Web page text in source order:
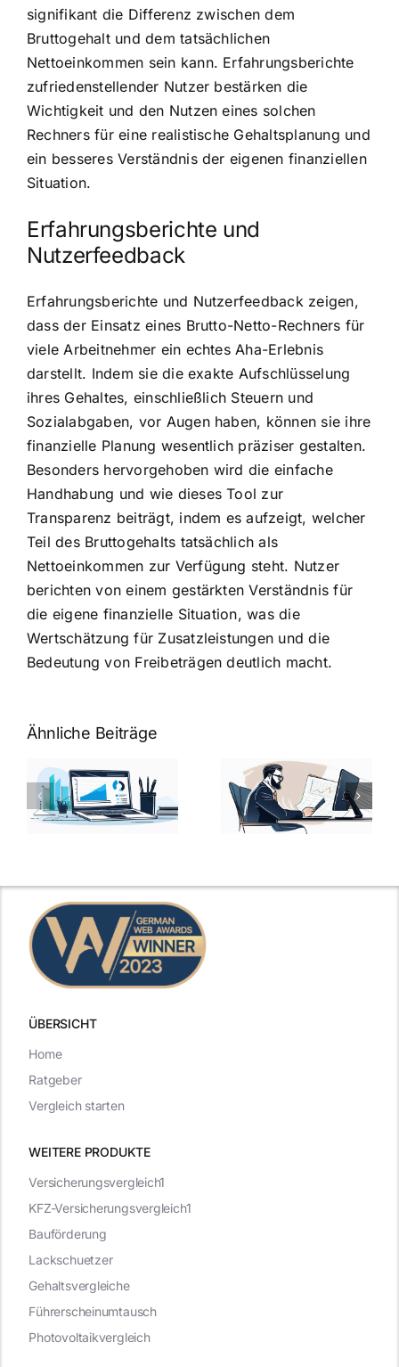
signifikant die Differenz zwischen dem
Bruttogehalt und dem tatsächlichen
Nettoeinkommen sein kann. Erfahrungsberichte
zufriedenstellender Nutzer bestärken die
Wichtigkeit und den Nutzen eines solchen
Rechners für eine realistische Gehaltsplanung und
ein besseres Verständnis der eigenen finanziellen
Situation.
Erfahrungsberichte und
Nutzerfeedback
Erfahrungsberichte und Nutzerfeedback zeigen,
dass der Einsatz eines Brutto-Netto-Rechners für
viele Arbeitnehmer ein echtes Aha-Erlebnis
darstellt. Indem sie die exakte Aufschlüsselung
ihres Gehaltes, einschließlich Steuern und
Sozialabgaben, vor Augen haben, können sie ihre
finanzielle Planung wesentlich präziser gestalten.
Besonders hervorgehoben wird die einfache
Handhabung und wie dieses Tool zur
Transparenz beiträgt, indem es aufzeigt, welcher
Teil des Bruttogehalts tatsächlich als
Nettoeinkommen zur Verfügung steht. Nutzer
berichten von einem gestärkten Verständnis für
die eigene finanzielle Situation, was die
Wertschätzung für Zusatzleistungen und die
Bedeutung von Freibeträgen deutlich macht.
Ähnliche Beiträge
Fragen zum
Geschicktes
Ansprechen
der
Vorstellungsgespräch
Fragen: 77
Fragen und
kluge
ÜBERSICHT
WEITERE PRODUKTE
Versicherungsvergleich1
KFZ-Versicherungsvergleich1
Bauförderung
Lackschuetzer
Gehaltsvergleiche
Führerscheinumtausch
Photovoltaikvergleich
Home
Ratgeber
Vergleich starten